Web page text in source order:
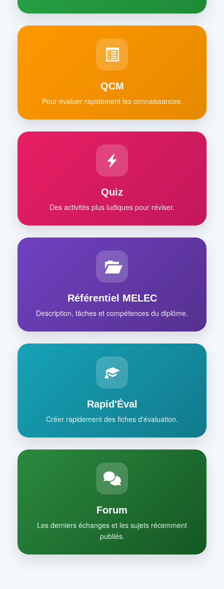
QCM
Pour évaluer rapidement les connaissances.
Quiz
Des activités plus ludiques pour réviser.
Référentiel MELEC
Description, tâches et compétences du diplôme.
Rapid'Éval
Créer rapidement des fiches d'évaluation.
Forum
Les derniers échanges et les sujets récemment
publiés.